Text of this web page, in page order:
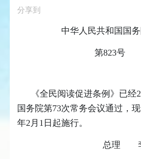
分享到
中华人民共和国国
第823号
《全民阅读促进条例》已经
国务院第73次常务会议通过，
年2月1日起施行。
总